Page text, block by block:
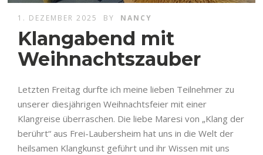
1. DEZEMBER 2025 BY NANCY
Klangabend mit
Weihnachtszauber
Letzten Freitag durfte ich meine lieben Teilnehmer zu
unserer diesjährigen Weihnachtsfeier mit einer
Klangreise überraschen. Die liebe Maresi von „Klang der
berührt“ aus Frei-Laubersheim hat uns in die Welt der
heilsamen Klangkunst geführt und ihr Wissen mit uns